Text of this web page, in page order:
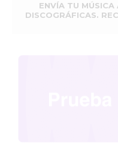
ENVÍA TU MÚSICA
DISCOGRÁFICAS.